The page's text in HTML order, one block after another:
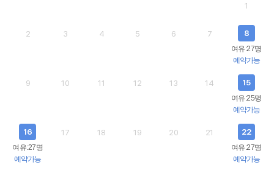
1
2 3 4 5 6 7 8
여유:27명
예약가능
9 10 11 12 13 14 15
여유:25명
예약가능
16
여유:27명
예약가능
17 18 19 20 21 22
여유:27명
예약가능